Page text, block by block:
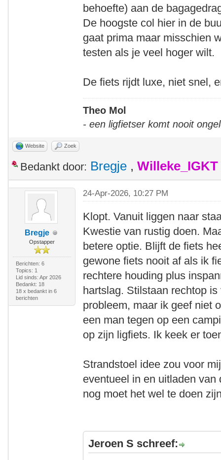
behoefte) aan de
De hoogste col hier in de
gaat prima maar misschien
testen als je veel hoger wilt.
De fiets rijdt luxe, niet snel,
Theo Mol
- een ligfietser komt nooit
Website Zoek
Bedankt door: Bregje , Willeke_IGKT
Bregje
Opstapper
Berichten: 6
Topics: 1
Lid sinds: Apr 2026
Bedankt: 18
18 x bedankt in 6
berichten
24-Apr-2026, 10:27 PM
Klopt. Vanuit liggen naar
Kwestie van rustig doen.
betere optie. Blijft de fiets
gewone fiets nooit af als ik
rechtere houding plus
hartslag. Stilstaan rechtop
probleem, maar ik geef niet
een man tegen op een
op zijn ligfiets. Ik keek er
Strandstoel idee zou voor
eventueel in en uitladen
nog moet het wel te doen
Jeroen S schreef: